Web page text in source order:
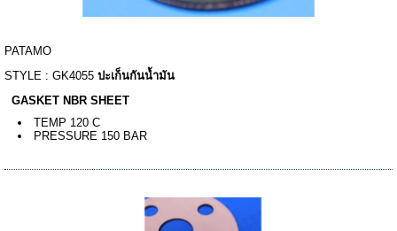
PATAMO
STYLE : GK4055 ปะเก็นกันน้ำมัน
GASKET NBR SHEET
TEMP 120 C
PRESSURE 150 BAR